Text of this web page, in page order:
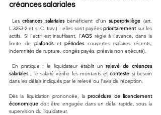
créances salariales
Les créances salariales bénéficient d’un superprivilège (art.
L.3253-2 et s. C. trav.) : elles sont payées prioritairement sur les
actifs. Si l’actif est insuffisant, l’AGS règle à l’avance, dans la
limite de plafonds et périodes couvertes (salaires récents,
indemnités de rupture, congés payés, préavis non exécuté).
En pratique : le liquidateur établit un relevé de créances
salariales ; le salarié vérifie les montants et conteste si besoin
dans les délais indiqués par le relevé ou l’avis de réception.
Dès la liquidation prononcée, la procédure de licenciement
économique doit être engagée dans un délai rapide, sous la
supervision du liquidateur.